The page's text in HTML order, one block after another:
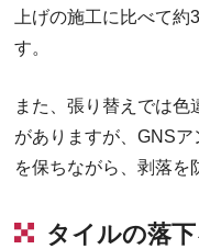
上げの施工に比べて
す。
また、張り替えでは色
がありますが、GNS
を保ちながら、剥落を
タイルの落